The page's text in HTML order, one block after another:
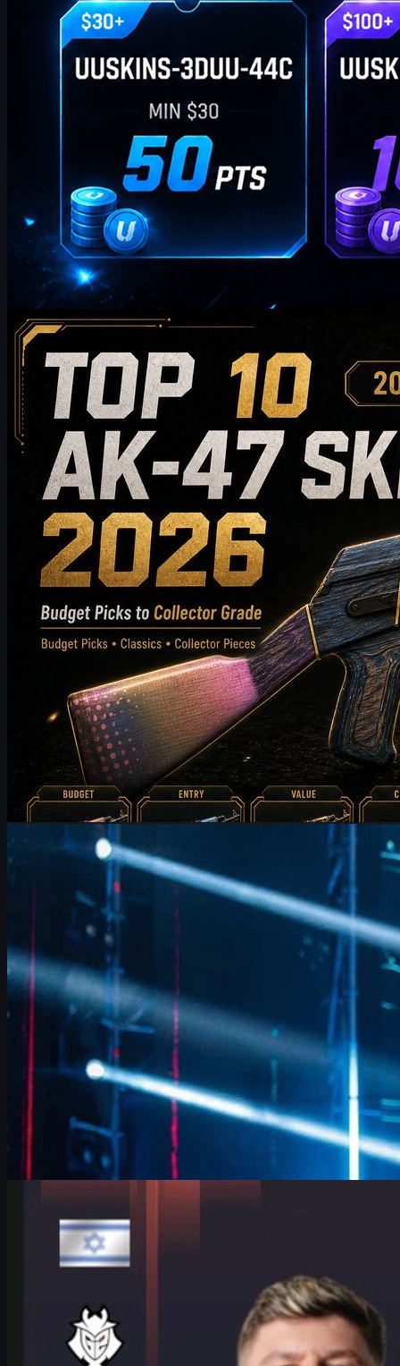
William Miller
Counter-Strike 2mayo 19, 2026
Top 10 de skins de AK-47 que vale la pena comprar
en 2026
Descubre el top 10 de skins de AK-47 que vale la pena comprar en
2026, desde opciones asequibles hasta elecciones de alta gama
para coleccionistas. Esta guía compara estilo, nivel de precio,
desgaste, valor de mercado y consejos de compra para ayudar a
los jugadores de CS2 a elegir el mejor skin de AK-47 para su
inventario.
mayo 19, 2026
porMichael
Johnson
Counter-Strike 2junio 17, 2026
FalleN y FURIA: ajustes de tempo y metas en CS2
Entrevista a FalleN en IEM Cologne 2026: ajustes tácticos de
FURIA, duelo ante 9z, Overpass, evolución del equipo y cómo
viven su último baile en CS2.
junio 17, 2026
HeavyGod en el Major de Colonia: mentalidad, G2 y
skins CS2
Entrevista extendida a HeavyGod sobre el Major de Colonia con
G2, su rol de ancla, mentalidad competitiva y cómo mejorar tu
experiencia con skins CS2.
junio 17, 2026